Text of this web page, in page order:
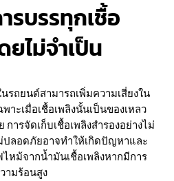
รบรรทุกเชื้อ
ยไม่จำเป็น
รถยนต์สามารถเพิ่มความเสี่ยงใน
าะเมื่อเชื้อเพลิงนั้นเป็นของเหลว
ารจัดเก็บเชื้อเพลิงสำรองอย่างไม่
ปลอดภัยอาจทำให้เกิดปัญหาและ
ไหม้จากน้ำมันเชื้อเพลิงหากมีการ
ามร้อนสูง